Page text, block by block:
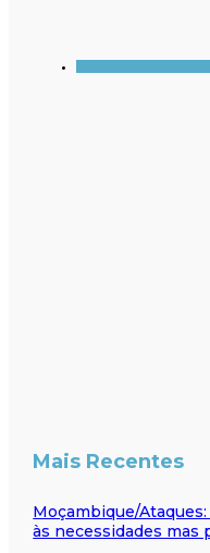
Mais Recentes
Moçambique/
às necessidades mas